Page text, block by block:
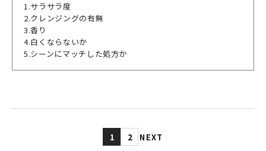
1.サラサラ度
2.クレンジングの有無
3.香り
4.白くならないか
5.シーンにマッチした処方か
1 2 NEXT